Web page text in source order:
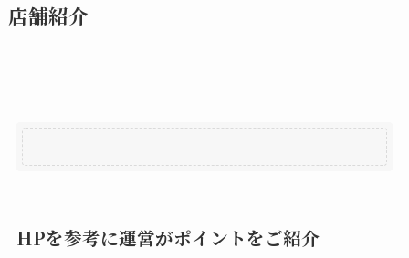
店舗紹介
HPを参考に運営がポイントをご紹介